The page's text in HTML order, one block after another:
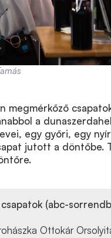
megmérkőző
a
egy győri, egy
jutott a döntőbe.
(abc-
Ottokár